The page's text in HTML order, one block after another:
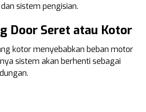
sistem pengisian.
Door Seret atau Kotor
kotor menyebabkan beban motor
sistem akan berhenti sebagai